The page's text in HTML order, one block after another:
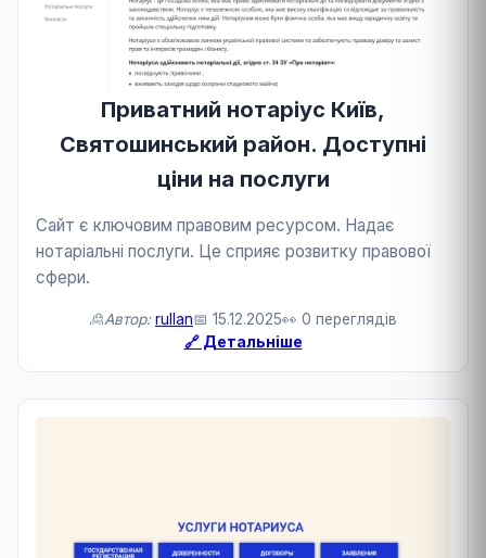
Приватний нотаріус Київ,
Святошинський район. Доступні
ціни на послуги
Сайт є ключовим правовим ресурсом. Надає
нотаріальні послуги. Це сприяє розвитку правової
сфери.
🙎Автор: rullan📅 15.12.2025👀 0 переглядів
🔗 Детальніше